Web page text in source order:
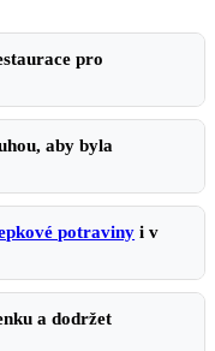
pro
aby byla
potraviny i v
a dodržet